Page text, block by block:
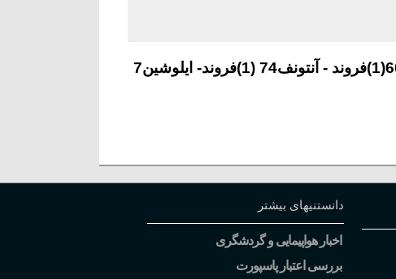
: امبرایر145 (4) فروند- بمباردیه چلنجر 604(1)فروند - آنتونف74 (1)فروند- ایلوشین7
دانستنیهای بیشتر
اخبار هواپیمایی و گردشگری
بررسی اعتبار پاسپورت